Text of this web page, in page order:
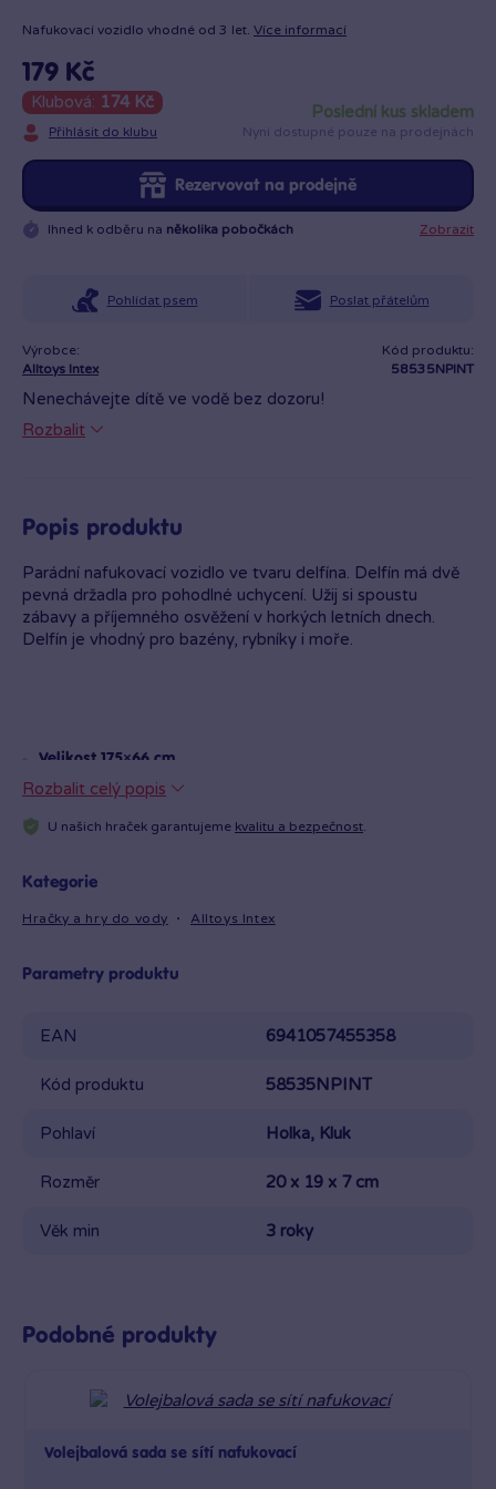
Nafukovací vozidlo vhodné od 3 let. Více informací
179 Kč
Klubová: 174 Kč
Přihlásit do klubu
poslední kus skladem
Nyní dostupné pouze na prodejnách
Rezervovat na prodejně
Ihned k odběru na několika pobočkách Zobrazit
Pohlídat psem Poslat přátelům
Výrobce:
Alltoys Intex
Kód produktu:
58535NPINT
Nenechávejte dítě ve vodě bez dozoru!
Rozbalit
Popis produktu
Parádní nafukovací vozidlo ve tvaru delfína. Delfín má dvě
pevná držadla pro pohodlné uchycení. Užij si spoustu
zábavy a příjemného osvěžení v horkých letních dnech.
Delfín je vhodný pro bazény, rybníky i moře.
Velikost 175×66 cm.
Rozbalit celý popis
U našich hraček garantujeme kvalitu a bezpečnost.
Kategorie
Hračky a hry do vody Alltoys Intex
Parametry produktu
EAN 6941057455358
Kód produktu 58535NPINT
Pohlaví Holka, Kluk
Rozměr 20 x 19 x 7 cm
Věk min 3 roky
Podobné produkty
Volejbalová sada se sítí nafukovací